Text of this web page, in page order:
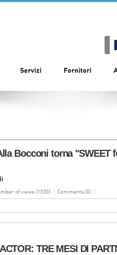
Servizi Fornitori
Bocconi torna
of views (1330) / Comments (0) /
TRE MESI DI